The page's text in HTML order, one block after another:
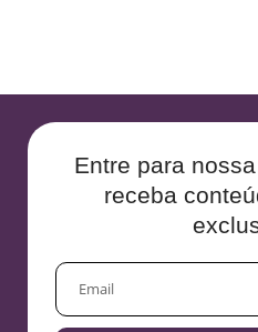
Entre para
receba
EMAIL